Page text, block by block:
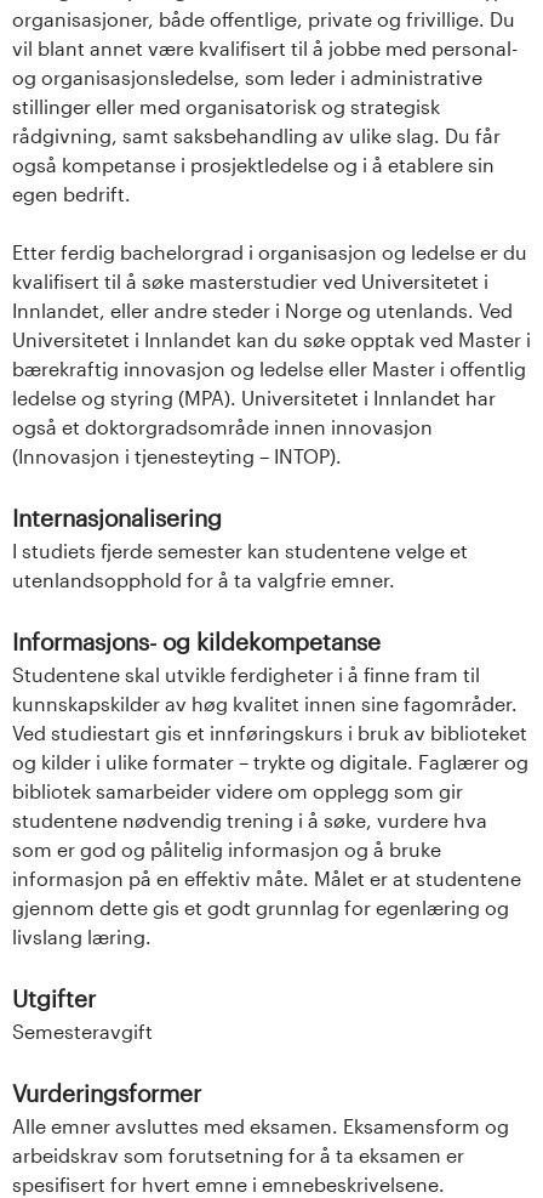
organisasjoner, både offentlige, private og frivillige. Du
vil blant annet være kvalifisert til å jobbe med personal-
og organisasjonsledelse, som leder i administrative
stillinger eller med organisatorisk og strategisk
rådgivning, samt saksbehandling av ulike slag. Du får
også kompetanse i prosjektledelse og i å etablere sin
egen bedrift.
Etter ferdig bachelorgrad i organisasjon og ledelse er du
kvalifisert til å søke masterstudier ved Universitetet i
Innlandet, eller andre steder i Norge og utenlands. Ved
Universitetet i Innlandet kan du søke opptak ved Master i
bærekraftig innovasjon og ledelse eller Master i offentlig
ledelse og styring (MPA). Universitetet i Innlandet har
også et doktorgradsområde innen innovasjon
(Innovasjon i tjenesteyting – INTOP).
Internasjonalisering
I studiets fjerde semester kan studentene velge et
utenlandsopphold for å ta valgfrie emner.
Informasjons- og kildekompetanse
Studentene skal utvikle ferdigheter i å finne fram til
kunnskapskilder av høg kvalitet innen sine fagområder.
Ved studiestart gis et innføringskurs i bruk av biblioteket
og kilder i ulike formater – trykte og digitale. Faglærer og
bibliotek samarbeider videre om opplegg som gir
studentene nødvendig trening i å søke, vurdere hva
som er god og pålitelig informasjon og å bruke
informasjon på en effektiv måte. Målet er at studentene
gjennom dette gis et godt grunnlag for egenlæring og
livslang læring.
Utgifter
Semesteravgift
Vurderingsformer
Alle emner avsluttes med eksamen. Eksamensform og
arbeidskrav som forutsetning for å ta eksamen er
spesifisert for hvert emne i emnebeskrivelsene.